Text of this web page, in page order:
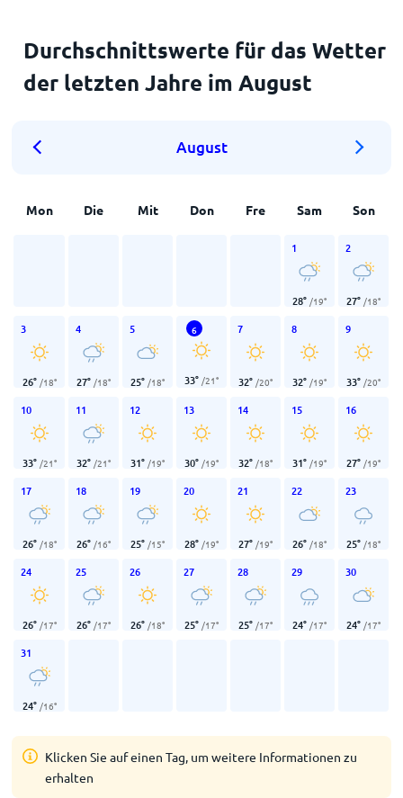
Durchschnittswerte für das Wetter
der letzten Jahre im August
August
Mon Die Mit Don Fre Sam Son
1
28° /19°
2
27° /18°
3
26° /18°
4
27° /18°
5
25° /18°
6
33° /21°
7
32° /20°
8
32° /19°
9
33° /20°
10
33° /21°
11
32° /21°
12
31° /19°
13
30° /19°
14
32° /18°
15
31° /19°
16
27° /19°
17
26° /18°
18
26° /16°
19
25° /15°
20
28° /19°
21
27° /19°
22
26° /18°
23
25° /18°
24
26° /17°
25
26° /17°
26
26° /18°
27
25° /17°
28
25° /17°
29
24° /17°
30
24° /17°
31
24° /16°
Klicken Sie auf einen Tag, um weitere Informationen zu
erhalten